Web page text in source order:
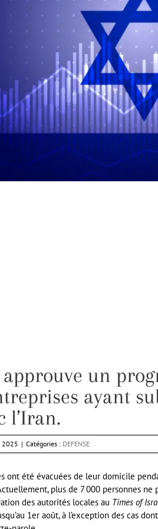
approuve un
ayant
l’Iran.
2025 | Catégories : DEFENSE
ont été évacuées de leur domicile
plus de 7 000 personnes
des autorités locales au Times of
1er août, à l’exception des cas